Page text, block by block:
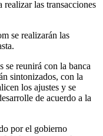
realizar las transacciones
se realizarán las
se reunirá con la banca
sintonizados, con la
los ajustes y se
de acuerdo a la
por el gobierno